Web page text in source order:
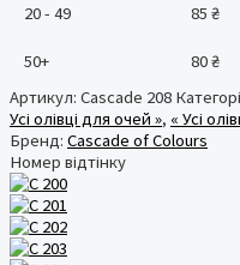
20 - 49 85 ₴
50+ 80₴
Артикул: Cascade 208
Усі олівці для очей », « Усі
Бренд: Cascade of Colours
Номер відтінку